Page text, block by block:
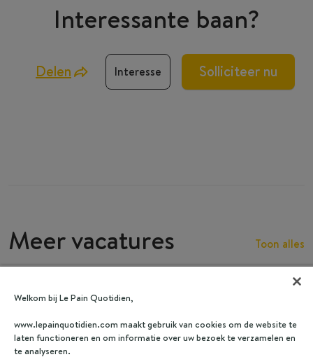
Interessante baan?
Delen Interesse Solliciteer nu
Meer vacatures Toon alles
Welkom bij Le Pain Quotidien,
www.lepainquotidien.com maakt gebruik van cookies om de website te
laten functioneren en om informatie over uw bezoek te verzamelen en
te analyseren.